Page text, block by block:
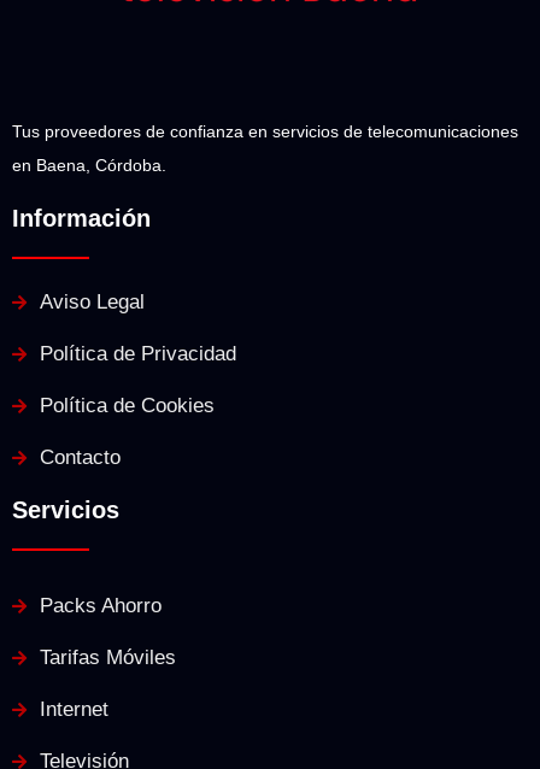
Tus proveedores de confianza en servicios de telecomunicaciones
en Baena, Córdoba.
Información
Aviso Legal
Política de Privacidad
Política de Cookies
Contacto
Servicios
Packs Ahorro
Tarifas Móviles
Internet
Televisión